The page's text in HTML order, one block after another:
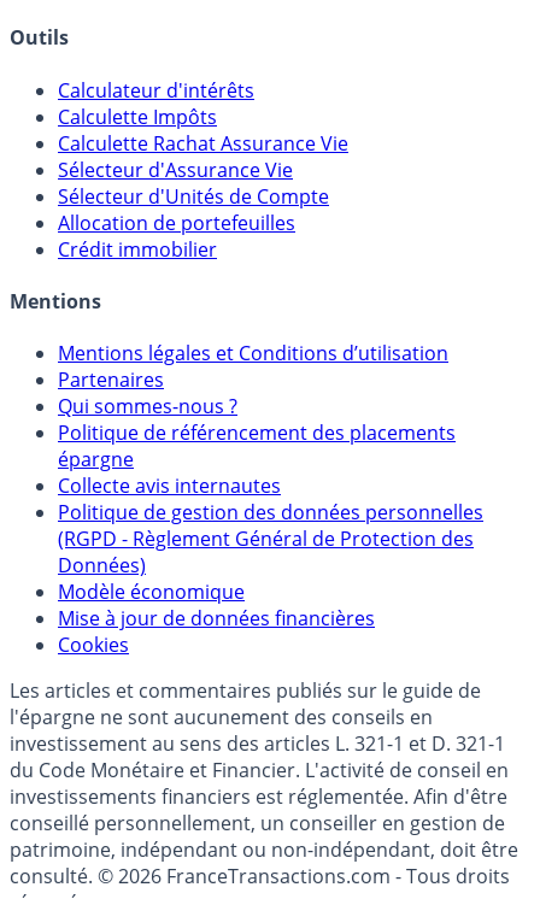
Outils
Calculateur d'intérêts
Calculette Impôts
Calculette Rachat Assurance Vie
Sélecteur d'Assurance Vie
Sélecteur d'Unités de Compte
Allocation de portefeuilles
Crédit immobilier
Mentions
Mentions légales et Conditions d’utilisation
Partenaires
Qui sommes-nous ?
Politique de référencement des placements
épargne
Collecte avis internautes
Politique de gestion des données personnelles
(RGPD - Règlement Général de Protection des
Données)
Modèle économique
Mise à jour de données financières
Cookies
Les articles et commentaires publiés sur le guide de
l'épargne ne sont aucunement des conseils en
investissement au sens des articles L. 321-1 et D. 321-1
du Code Monétaire et Financier. L'activité de conseil en
investissements financiers est réglementée. Afin d'être
conseillé personnellement, un conseiller en gestion de
patrimoine, indépendant ou non-indépendant, doit être
consulté. © 2026 FranceTransactions.com - Tous droits